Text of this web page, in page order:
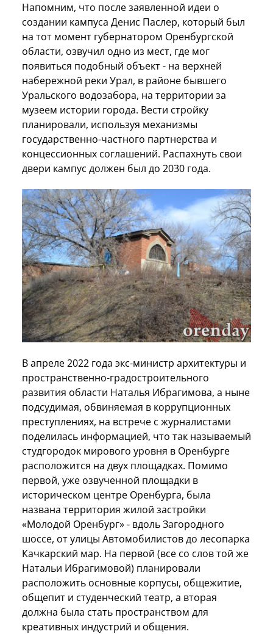
Напомним, что после заявленной идеи о
создании кампуса Денис Паслер, который был
на тот момент губернатором Оренбургской
области, озвучил одно из мест, где мог
появиться подобный объект - на верхней
набережной реки Урал, в районе бывшего
Уральского водозабора, на территории за
музеем истории города. Вести стройку
планировали, используя механизмы
государственно-частного партнерства и
концессионных соглашений. Распахнуть свои
двери кампус должен был до 2030 года.
В апреле 2022 года экс-министр архитектуры и
пространственно-градостроительного
развития области Наталья Ибрагимова, а ныне
подсудимая, обвиняемая в коррупционных
преступлениях, на встрече с журналистами
поделилась информацией, что так называемый
студгородок мирового уровня в Оренбурге
расположится на двух площадках. Помимо
первой, уже озвученной площадки в
историческом центре Оренбурга, была
названа территория жилой застройки
«Молодой Оренбург» - вдоль Загородного
шоссе, от улицы Автомобилистов до лесопарка
Качкарский мар. На первой (все со слов той же
Натальи Ибрагимовой) планировали
расположить основные корпусы, общежитие,
общепит и студенческий театр, а вторая
должна была стать пространством для
креативных индустрий и общения.